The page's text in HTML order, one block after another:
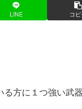
LINE コピ
方に１つ強い武